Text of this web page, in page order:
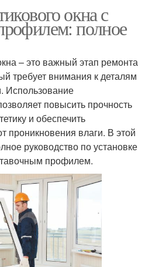
окна с
полное
– это важный этап ремонта
требует внимания к деталям
Использование
повысить прочность
и обеспечить
проникновения влаги. В этой
руководство по установке
профилем.